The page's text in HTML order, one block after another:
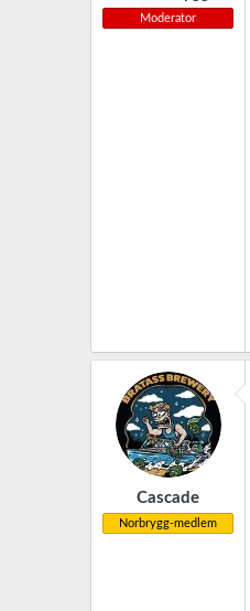
Moderator
Cascade
Norbrygg-medlem